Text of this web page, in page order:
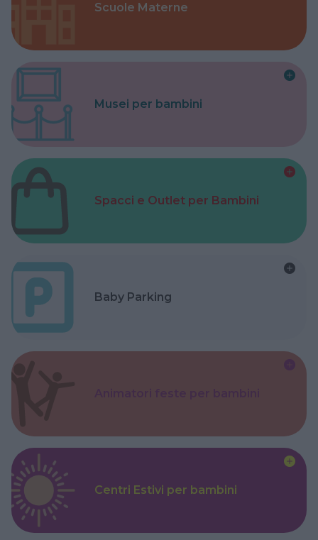
Scuole Materne
Musei per bambini
Spacci e Outlet per Bambini
Baby Parking
Centri Estivi per bambini